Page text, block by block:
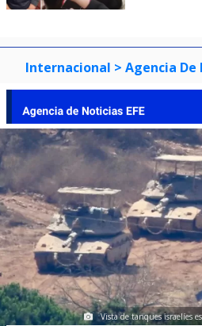
Internacional > Agencia
Vista de tanques israelíes